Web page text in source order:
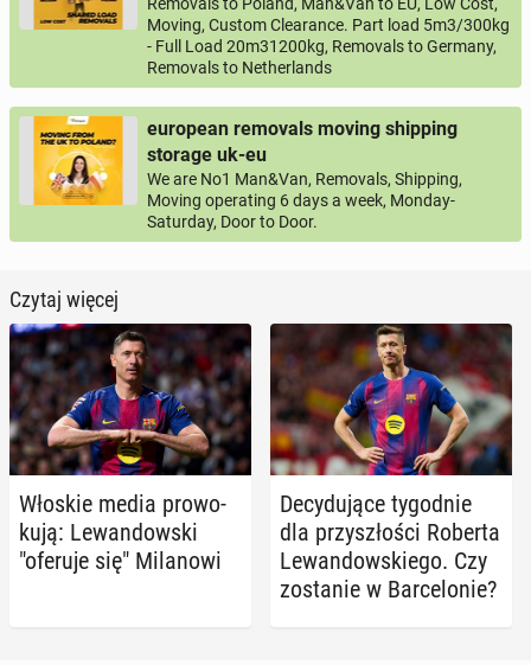
Removals to Poland, Man&Van to EU, Low Cost,
Moving, Custom Clearance. Part load 5m3/300kg
- Full Load 20m31200kg, Removals to Germany,
Removals to Netherlands
european removals moving shipping
storage uk-eu
We are No1 Man&Van, Removals, Shipping,
Moving operating 6 days a week, Monday-
Saturday, Door to Door.
Czytaj więcej
Włoskie media pro­wo­
ku­ją: Le­wan­dow­ski
"oferuje się" Mi­la­no­wi
De­cy­du­ją­ce ty­go­dnie
dla przy­szło­ści Roberta
Le­wan­dow­skie­go. Czy
zo­sta­nie w Bar­ce­lo­nie?